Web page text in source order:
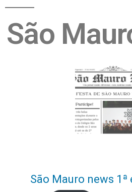
São
São Mauro news 1ª